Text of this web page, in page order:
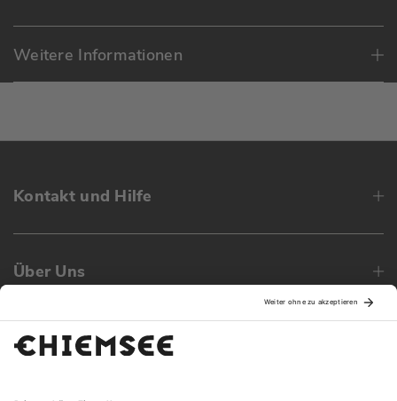
Weitere Informationen
Kontakt und Hilfe
Über Uns
Family